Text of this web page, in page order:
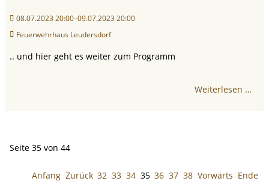
08.07.2023 20:00–09.07.2023 20:00
Feuerwehrhaus Leudersdorf
.. und hier geht es weiter zum Programm
Weiterlesen …
Seite 35 von 44
Anfang Zurück 32 33 34 35 36 37 38 Vorwärts Ende